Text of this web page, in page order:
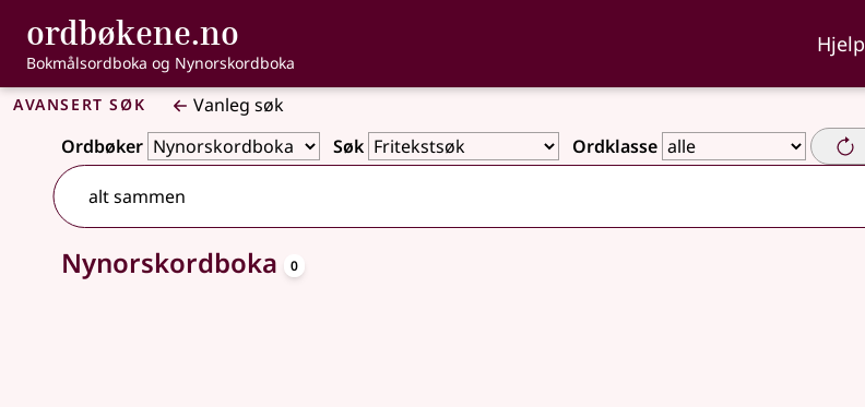
Gå til hovudinnhald
Tilgjenge
ordbøkene.no , Bokmålsordboka og Nynorskordboka
Bokmålsordboka og Nynorskordboka
Hjelp
Avansert søk
Vanleg søk
Ordbøker
Søk Ordklasse
Ingen treff
Nynorskordboka 0